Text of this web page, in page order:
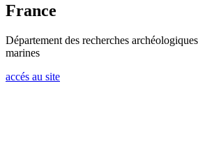
France
Département des recherches
marines
accés au site